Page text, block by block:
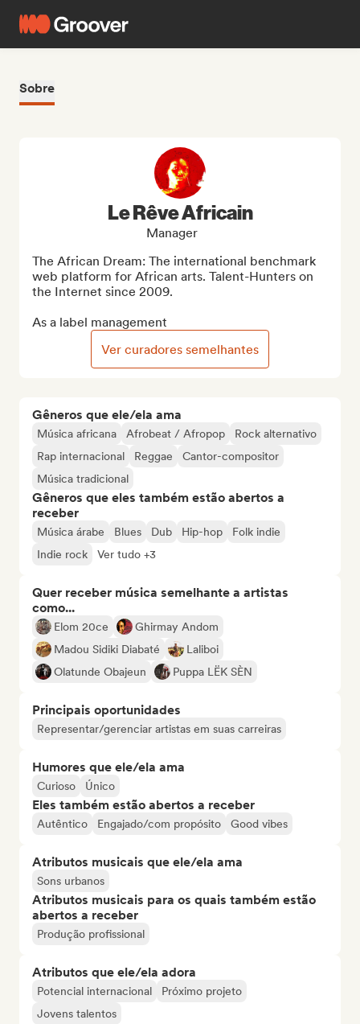
Sobre
Gêneros que ele/ela ama
Música africana Afrobeat / Afropop
Rock alternativo
Rap internacional
Reggae
Cantor-compositor
Música tradicional
Gêneros que eles também estão abertos a
receber
Música árabe Blues Dub Hip-hop
Folk indie
Indie rock
Ver tudo +3
Quer receber música semelhante a artistas
como...
Elom 20ce
Ghirmay Andom
Madou Sidiki Diabaté
Laliboi
Olatunde Obajeun
Puppa LËK SÈN
Principais oportunidades
Representar/gerenciar artistas em suas carreiras
Humores que ele/ela ama
Curioso Único
Eles também estão abertos a receber
Autêntico Engajado/com propósito Good vibes
Atributos musicais que ele/ela ama
Sons urbanos
Atributos musicais para os quais também estão
abertos a receber
Produção profissional
Atributos que ele/ela adora
Potencial internacional
Próximo projeto
Jovens talentos
Le Rêve Africain
Manager
The African Dream: The international benchmark
web platform for African arts. Talent-Hunters on
the Internet since 2009.
As a label management
Ver curadores semelhantes